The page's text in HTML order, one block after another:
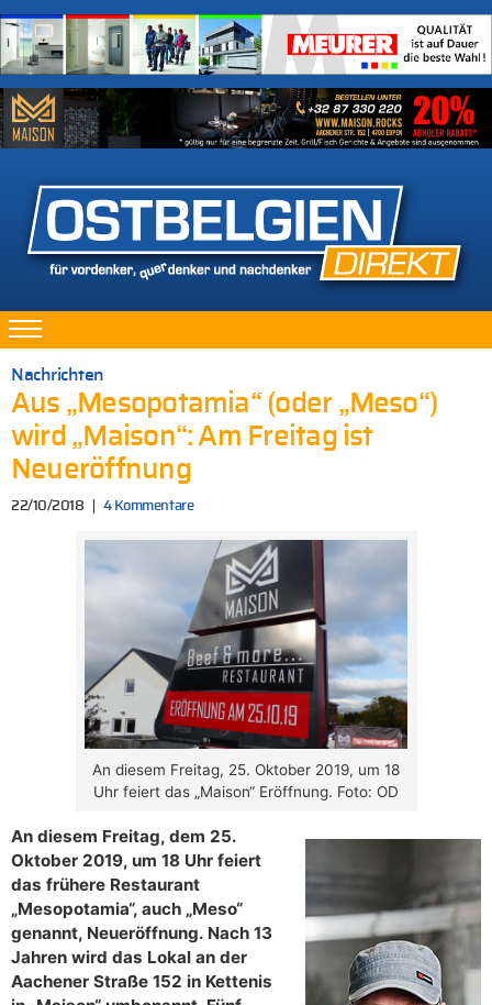
Nachrichten
Aus „Mesopotamia“ (oder „Meso“)
wird „Maison“: Am Freitag ist
Neueröffnung
22/10/2018 4 Kommentare
An diesem Freitag, 25. Oktober 2019, um 18
Uhr feiert das „Maison“ Eröffnung. Foto: OD
An diesem Freitag, dem 25.
Oktober 2019, um 18 Uhr feiert
das frühere Restaurant
„Mesopotamia“, auch „Meso“
genannt, Neueröffnung. Nach 13
Jahren wird das Lokal an der
Aachener Straße 152 in Kettenis